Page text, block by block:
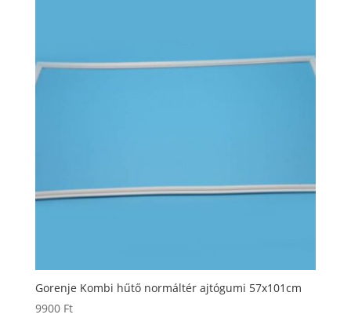
Gorenje Kombi hűtő normáltér ajtógumi 57x101cm
9900 Ft